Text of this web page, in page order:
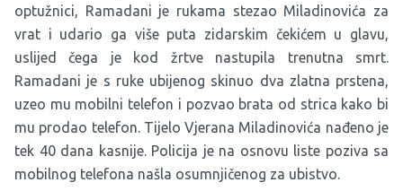
optužnici, Ramadani je rukama stezao Miladinovića za
vrat i udario ga više puta zidarskim čekićem u glavu,
uslijed čega je kod žrtve nastupila trenutna smrt.
Ramadani je s ruke ubijenog skinuo dva zlatna prstena,
uzeo mu mobilni telefon i pozvao brata od strica kako bi
mu prodao telefon. Tijelo Vjerana Miladinovića nađeno je
tek 40 dana kasnije. Policija je na osnovu liste poziva sa
mobilnog telefona našla osumnjičenog za ubistvo.